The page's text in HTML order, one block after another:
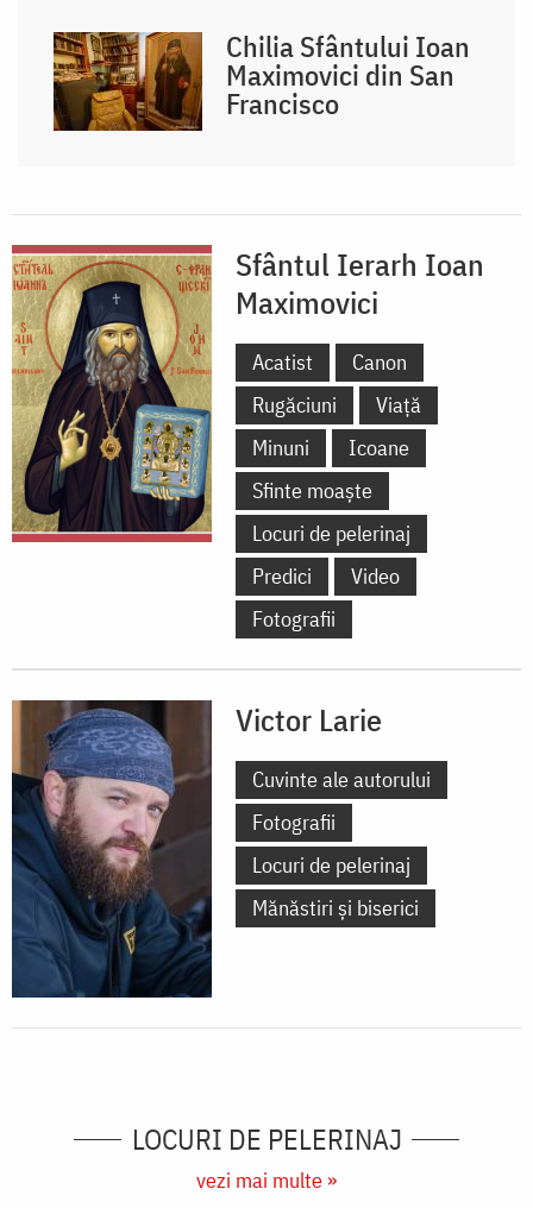
Chilia Sfântului Ioan
Maximovici din San
Francisco
Sfântul Ierarh Ioan
Maximovici
Acatist
Canon
Rugăciuni
Viață
Minuni
Icoane
Sfinte moaște
Locuri de pelerinaj
Predici
Video
Fotografii
Victor Larie
Cuvinte ale autorului
Fotografii
Locuri de pelerinaj
Mănăstiri și biserici
LOCURI DE PELERINAJ
vezi mai multe »